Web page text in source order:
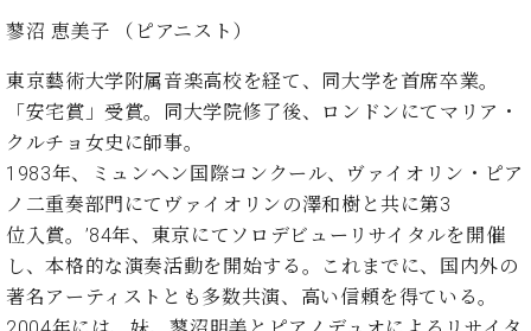
ー
W.
ホ
フ
マ
プ
ロ
フ
ェ
ッ
内
(PDF)
お
問
い
合
わ
せ
蓼沼 恵美子 （ピアニスト）
東京藝術大学附属音楽高校を経て、同大学を首席卒業。
「安宅賞」受賞。同大学院修了後、ロンドンにてマリア・
クルチョ女史に師事。
1983年、ミュンヘン国際コンクール、ヴァイオリン・ピア
ノ二重奏部門にてヴァイオリンの澤和樹と共に第3
位入賞。’84年、東京にてソロデビューリサイタルを開催
し、本格的な演奏活動を開始する。これまでに、国内外の
著名アーティストとも多数共演、高い信頼を得ている。